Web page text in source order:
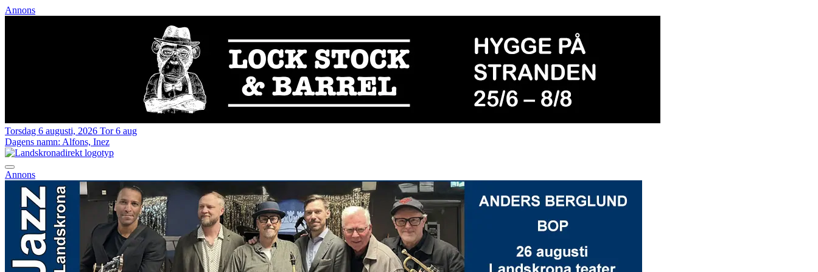
Annons
Torsdag 6 augusti, 2026 Tor 6 aug
Dagens namn: Alfons, Inez
Annons